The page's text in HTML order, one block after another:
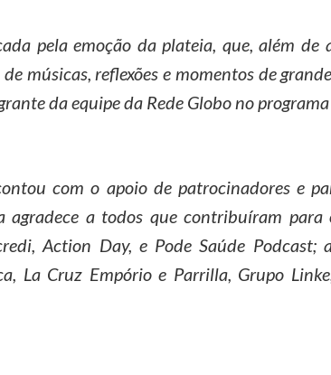
pela emoção da plateia, que, além
músicas, reflexões e momentos de
da equipe da Rede Globo no
com o apoio de patrocinadores e
agradece a todos que contribuíram
Action Day, e Pode Saúde
La Cruz Empório e Parrilla, Grupo